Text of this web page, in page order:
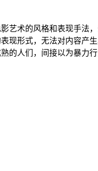
艺术的风格和表现手法
现形式，无法对内容产
的人们，间接以为暴力行